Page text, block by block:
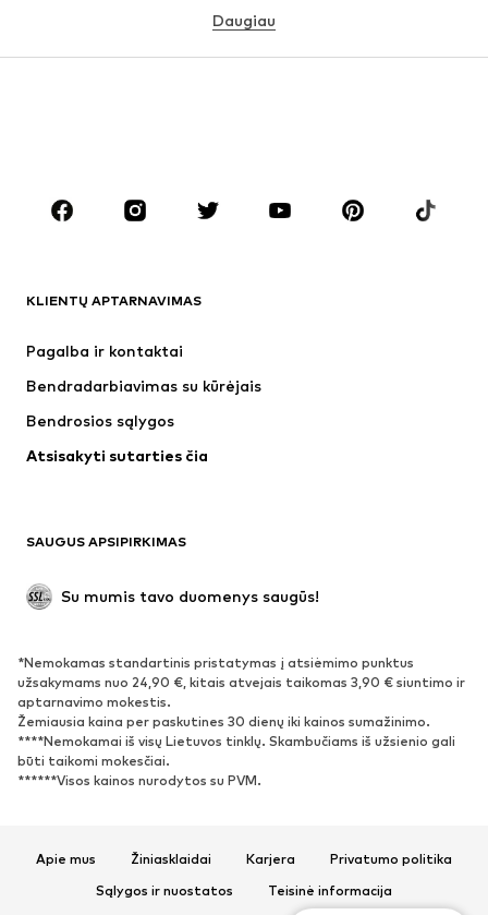
Apatiniai
Aksesuarai
Premium
Naujienos
Apatiniai
Paltai
Proginiai
Išskirtiniai
BATAI
Naujienos
Sportbačiai
Aulinukai
Batai su kulniukais
Auliniai batai
Įsispiriami bateliai
Šlepetės
Daugiau
KLIENTŲ APTARNAVIMAS
Pagalba ir kontaktai
Bendradarbiavimas su kūrėjais
Bendrosios sąlygos
Atsisakyti sutarties čia
SAUGUS APSIPIRKIMAS
Su mumis tavo duomenys saugūs!
*Nemokamas standartinis pristatymas į atsiėmimo punktus
užsakymams nuo 24,90 €, kitais atvejais taikomas 3,90 € siuntimo ir
aptarnavimo mokestis.
Žemiausia kaina per paskutines 30 dienų iki kainos sumažinimo.
****Nemokamai iš visų Lietuvos tinklų. Skambučiams iš užsienio gali
būti taikomi mokesčiai.
******Visos kainos nurodytos su PVM.
Apie mus Žiniasklaidai Karjera
Privatumo politika
Sąlygos ir nuostatos
Teisinė informacija